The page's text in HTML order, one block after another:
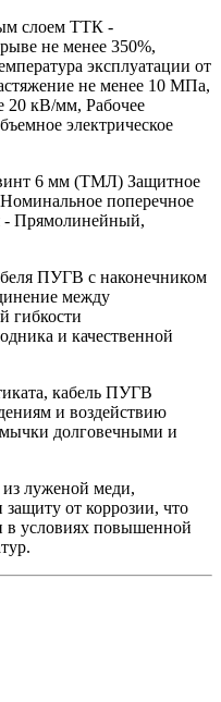
слоем ТТК -
не менее 350%,
эксплуатации от
не менее 10 МПа,
20 кВ/мм, Рабочее
электрическое
6 мм (ТМЛ) Защитное
поперечное
- Прямолинейный,
ПУГВ с наконечником
между
гибкости
и качественной
кабель ПУГВ
и воздействию
долговечными и
луженой меди,
от коррозии, что
в условиях повышенной